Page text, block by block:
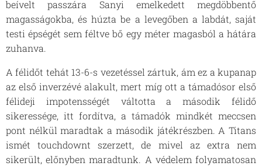
beívelt passzára Sanyi emelkedett megdöbbentő
magasságokba, és húzta be a levegőben a labdát, saját
testi épségét sem féltve bő egy méter magasból a hátára
zuhanva.
A félidőt tehát 13-6-s vezetéssel zártuk, ám ez a kupanap
az első inverzévé alakult, mert míg ott a támadósor első
félideji impotensségét váltotta a második félidő
sikeressége, itt fordítva, a támadók mindkét meccsen
pont nélkül maradtak a második játékrészben. A Titans
ismét touchdownt szerzett, de mivel az extra nem
sikerült, előnyben maradtunk. A védelem folyamatosan